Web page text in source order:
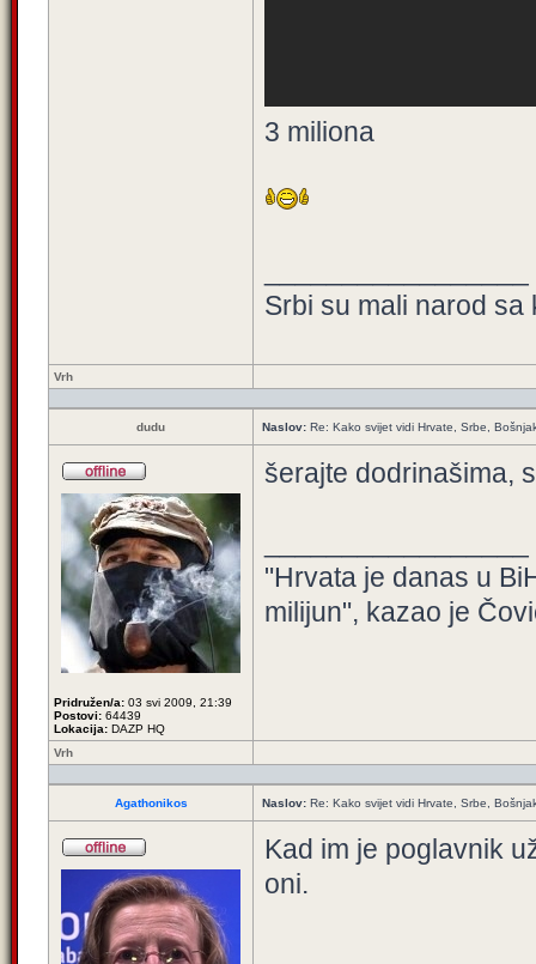
3 miliona
Srbi su mali narod
Vrh
dudu Naslov: Re: Kako svijet vidi Hrvate, Srbe,
Pridružen/a: 03 svi 2009, 21:39
Postovi: 64439
Lokacija: DAZP HQ
šerajte dodrinašima,
"Hrvata je danas u
milijun", kazao je
Vrh
Agathonikos Naslov: Re: Kako svijet vidi Hrvate, Srbe,
Kad im je poglavnik
oni.